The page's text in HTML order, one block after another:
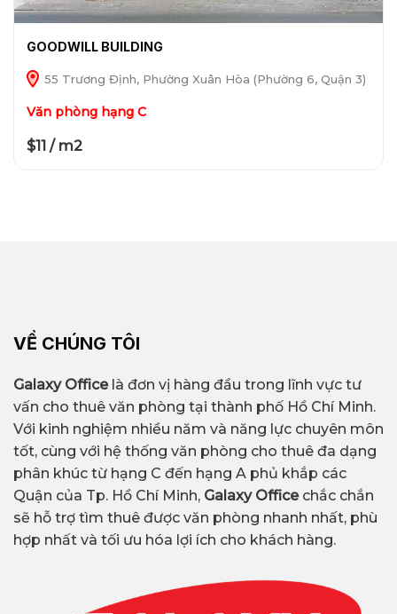
GOODWILL BUILDING
55 Trương Định, Phường Xuân Hòa (Phường 6, Quận 3)
Văn phòng hạng C
$11 / m2
VỀ CHÚNG TÔI
Galaxy Officelà đơn vị hàng đầu trong lĩnh vực tư
vấn cho thuê văn phòng tại thành phố Hồ Chí Minh.
Với kinh nghiệm nhiều năm và năng lực chuyên môn
tốt, cùng với hệ thống văn phòng cho thuê đa dạng
phân khúc từ hạng C đến hạng A phủ khắp các
Quận của Tp. Hồ Chí Minh, Galaxy Office chắc chắn
sẽ hỗ trợ tìm thuê được văn phòng nhanh nhất, phù
hợp nhất và tối ưu hóa lợi ích cho khách hàng.